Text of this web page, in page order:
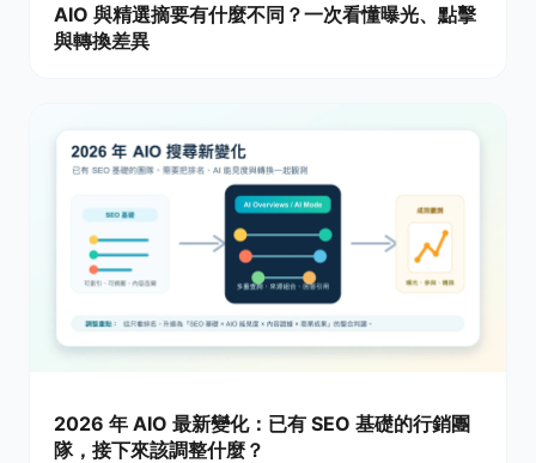
AIO 與精選摘要有什麼不同？一次看懂曝光、點擊
與轉換差異
2026 年 AIO 最新變化：已有 SEO 基礎的行銷團
隊，接下來該調整什麼？